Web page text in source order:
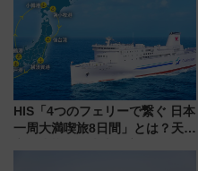
HIS「4つのフェリーで繋ぐ 日本
一周大満喫旅8日間」とは？天橋